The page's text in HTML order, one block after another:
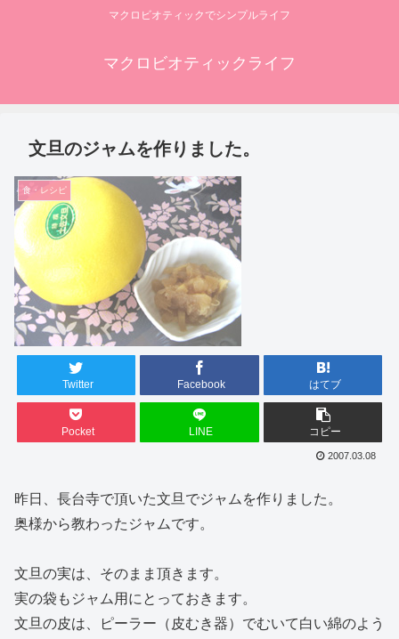
マクロビオティックでシンプルライフ
マクロビオティックライフ
文旦のジャムを作りました。
食・レシピ
Twitter Facebook はてブ
Pocket LINE コピー
2007.03.08
昨日、長台寺で頂いた文旦でジャムを作りました。
奥様から教わったジャムです。
文旦の実は、そのまま頂きます。
実の袋もジャム用にとっておきます。
文旦の皮は、ピーラー（皮むき器）でむいて白い綿のよう